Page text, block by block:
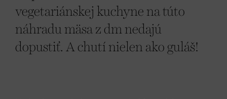
vegetariánskej kuchyne na túto
náhradu mäsa z dm nedajú
dopustiť. A chutí nielen ako guláš!